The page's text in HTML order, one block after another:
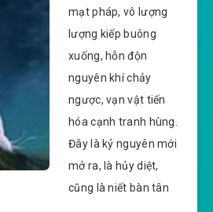
mạt pháp, vô lượng
lượng kiếp buông
xuống, hỗn độn
nguyên khí chảy
ngược, vạn vật tiến
hóa cạnh tranh hùng.
Đây là kỷ nguyên mới
mở ra, là hủy diệt,
cũng là niết bàn tân